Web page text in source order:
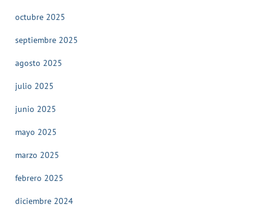
octubre 2025
septiembre 2025
agosto 2025
julio 2025
junio 2025
mayo 2025
marzo 2025
febrero 2025
diciembre 2024